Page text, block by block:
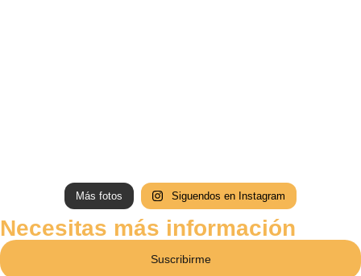
Más fotos Siguendos en Instagram
Necesitas más información
Suscribirme